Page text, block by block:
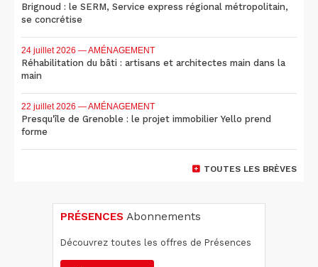
Brignoud : le SERM, Service express régional métropolitain,
se concrétise
24 juillet 2026 — AMÉNAGEMENT
Réhabilitation du bâti : artisans et architectes main dans la
main
22 juillet 2026 — AMÉNAGEMENT
Presqu'île de Grenoble : le projet immobilier Yello prend
forme
TOUTES LES BRÈVES
PRÉSENCES Abonnements
Découvrez toutes les offres de Présences